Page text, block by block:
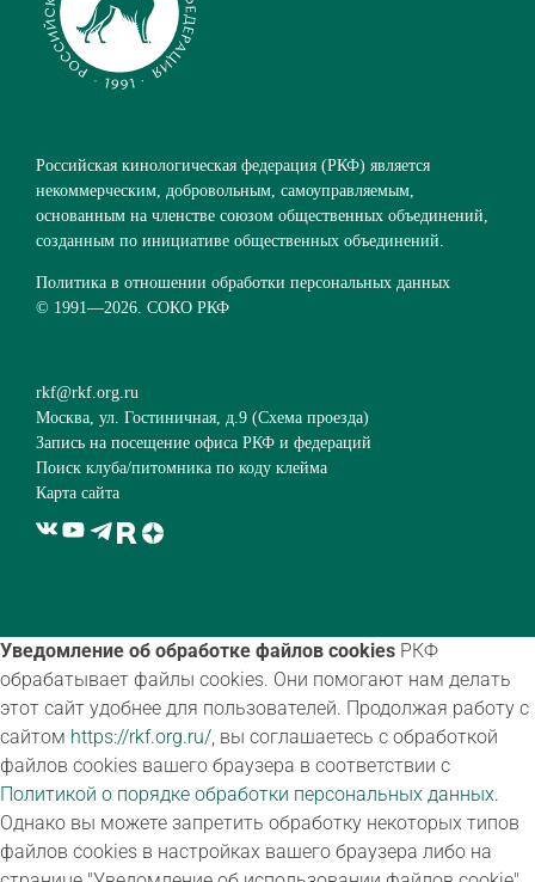
Российская кинологическая федерация (РКФ) является
некоммерческим, добровольным, самоуправляемым,
основанным на членстве союзом общественных объединений,
созданным по инициативе общественных объединений.
Политика в отношении обработки персональных данных
© 1991—2026. СОКО РКФ
rkf@rkf.org.ru
Москва, ул. Гостиничная, д.9 (Схема проезда)
Запись на посещение офиса РКФ и федераций
Поиск клуба/питомника по коду клейма
Карта сайта
Уведомление об обработке файлов cookies РКФ
обрабатывает файлы cookies. Они помогают нам делать
этот сайт удобнее для пользователей. Продолжая работу с
сайтом https://rkf.org.ru/, вы соглашаетесь с обработкой
файлов cookies вашего браузера в соответствии с
Политикой о порядке обработки персональных данных.
Однако вы можете запретить обработку некоторых типов
файлов cookies в настройках вашего браузера либо на